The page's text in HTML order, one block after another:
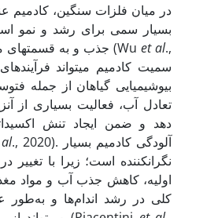
در میان فلزات سنگین،
بسیار سمی برای رشد و نمو
جذب و به قسمت‏های مختلف گیاه منتقل شود (Wu et al.,
بیوشیمیایی گیاهان از جمله
تعادل آب، فعالیت‏ بسیاری از
دهد و ضمن ایجاد تنش
., 2020). آلودگی کادمیم بسیار
نگران‏کننده است؛ زیرا با تغییر
اولیه، کاهش جذب آب و مواد
کلی در رشد اندام‌ها و